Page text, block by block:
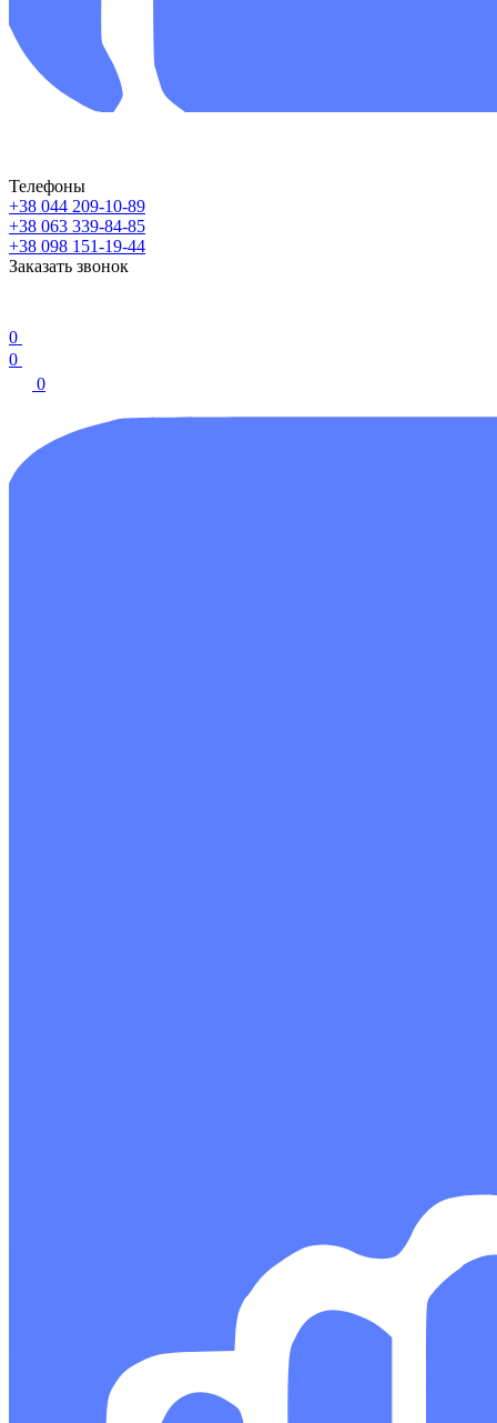
Телефоны
+38 044 209-10-89
+38 063 339-84-85
+38 098 151-19-44
Заказать звонок
0
0
0